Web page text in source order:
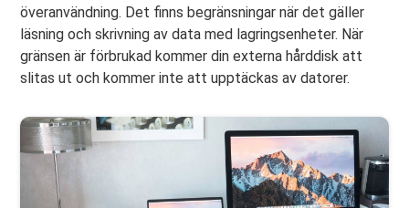
överanvändning. Det finns begränsningar när det gäller
läsning och skrivning av data med lagringsenheter. När
gränsen är förbrukad kommer din externa hårddisk att
slitas ut och kommer inte att upptäckas av datorer.